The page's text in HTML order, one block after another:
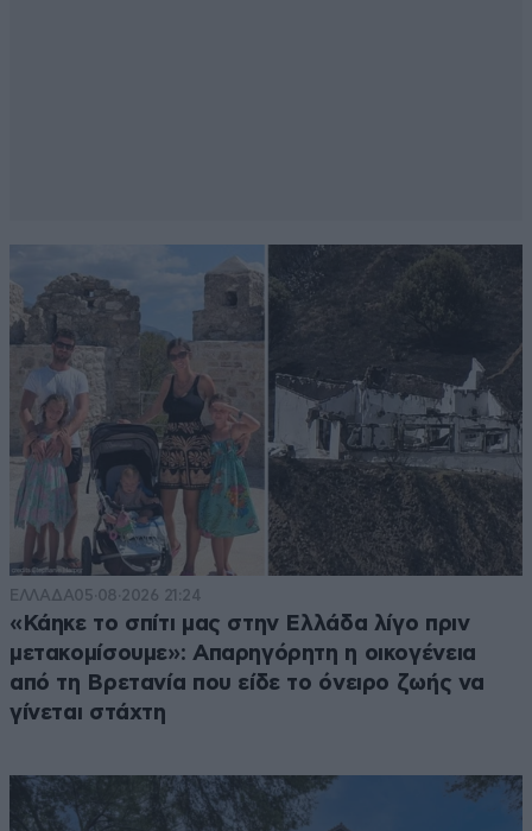
ΕΛΛΑΔΑ05·08·2026 21:24
«Κάηκε το σπίτι μας στην Ελλάδα λίγο πριν
μετακομίσουμε»: Απαρηγόρητη η οικογένεια
από τη Βρετανία που είδε το όνειρο ζωής να
γίνεται στάχτη